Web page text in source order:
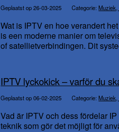
Geplaatst op 26-03-2025 Categorie:Muziek,
Wat is IPTV en hoe verandert
is een moderne manier om
of satellietverbindingen. Dit
IPTV lyckokick – varför du
Geplaatst op 06-02-2025 Categorie:Muziek,
Vad är IPTV och dess fördelar
teknik som gör det möjligt för